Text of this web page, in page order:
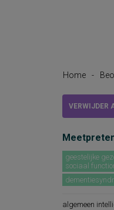
Home -
VERWIJDER
geestelijke
sociaal
algemeen